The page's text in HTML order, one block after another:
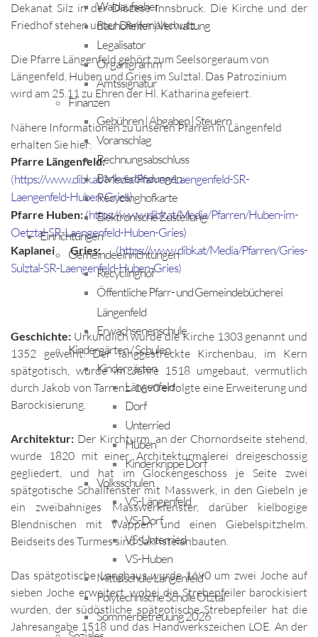
Waldaufseher
Bauhofleiter | Verwaltung
Legalisator
Organigramm
Amtssignatur
Finanzen
Gebühren | Abgaben | Steuern
Voranschlag
Rechnungsabschluss
Bankverbindungen
Recyclinghofkarte
Elektronische Zustellung
Einrichtungen
Gemeindeeinrichtungen
Recyclinghof
Öffentliche Pfarr- und Gemeindebücherei
Längenfeld
Erwachsenenschule
Kindergärten / Schulen
Kindergärten
Längenfeld
Dorf
Unterried
Huben
Kinderkrippe Dorf
Volksschulen
VS-Längenfeld
VS-Dorf
VS-Unterried
VS-Huben
Mittelschule Längenfeld
Polytechnische Schule Ötztal
Sommerbetreuung 2026
Dekanat Silz in der Diözese Innsbruck. Die Kirche und der
Friedhof stehen unter Denkmalschutz.
Die Pfarre Längenfeld gehört zum Seelsorgeraum von
Längenfeld, Huben und Gries im Sulztal. Das Patrozinium
wird am 25.11 zu Ehren der Hl. Katharina gefeiert.
Nähere Informationen zu unseren Pfarren in Längenfeld
erhalten Sie hier:
Pfarre Längenfeld:
(https://www.dibk.at/Media/Pfarren/Laengenfeld-SR-
Laengenfeld-Huben-Gries)
Pfarre Huben:(https://www.dibk.at/Media/Pfarren/Huben-im-
Oetztal-SR-Laengenfeld-Huben-Gries)
Kaplanei Gries: (https://www.dibk.at/Media/Pfarren/Gries-
Sulztal-SR-Laengenfeld-Huben-Gries)
Geschichte: Urkundlich wurde die Kirche 1303 genannt und
1352 geweiht. Der langgestreckte Kirchenbau, im Kern
spätgotisch, wurde im Jahre 1518 umgebaut, vermutlich
durch Jakob von Tarrenz. 1690 erfolgte eine Erweiterung und
Barockisierung.
Architektur: Der Kirchturm, an der Chornordseite stehend,
wurde 1820 mit einer Architekturmalerei dreigeschossig
gegliedert, und hat im Glockengeschoss je Seite zwei
spätgotische Schallfenster mit Masswerk, in den Giebeln je
ein zweibahniges Masswerkfenster, darüber kielbogige
Blendnischen mit Wappen und einen Giebelspitzhelm.
Beidseits des Turmes sind Sakristeianbauten.
Das spätgotische Langhaus wurde 1690 um zwei Joche auf
sieben Joche erweitert, wobei die Strebepfeiler barockisiert
wurden, der südöstliche spätgotische Strebepfeiler hat die
Jahresangabe 1518 und das Handwerkszeichen LOE. An der